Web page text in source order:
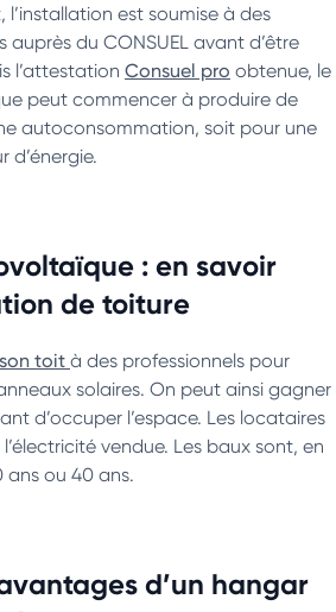
est soumise à des
du CONSUEL avant d’être
l’attestation Consuel pro obtenue, le
peut commencer à produire de
autoconsommation, soit pour une
d’énergie.
: en savoir
de toiture
toit à des professionnels pour
solaires. On peut ainsi gagner
d’occuper l’espace. Les locataires
vendue. Les baux sont, en
ans ou 40 ans.
d’un hangar